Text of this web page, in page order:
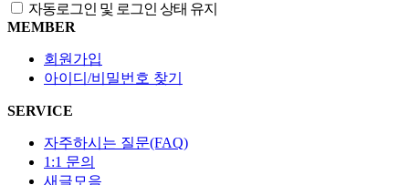
자동로그인 및 로그인 상태 유지
MEMBER
회원가입
아이디/비밀번호 찾기
SERVICE
자주하시는 질문(FAQ)
1:1 문의
새글모음